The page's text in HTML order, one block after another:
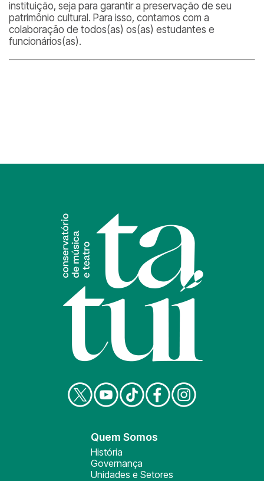
instituição, seja para garantir a preservação de seu
patrimônio cultural. Para isso, contamos com a
colaboração de todos(as) os(as) estudantes e
funcionários(as).
Quem Somos
História
Governança
Unidades e Setores